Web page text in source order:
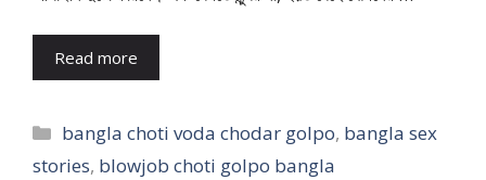
Read more
Categories
bangla choti voda chodar golpo, bangla sex
stories, blowjob choti golpo bangla